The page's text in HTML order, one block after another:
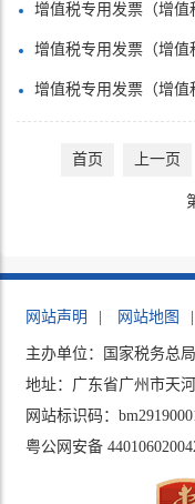
增值税专用发票（增值税税控系统）最高
增值税专用发票（增值税税控系统）最高
增值税专用发票（增值税税控系统）最高开
首页 上一页
网站声明 网站地图
主办单位：国家税务总
地址：广东省广州市天
网站标识码：
粤公网安备